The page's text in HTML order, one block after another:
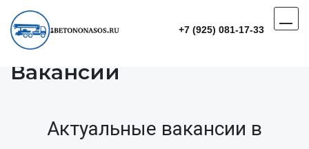
+7 (925) 081-17-33
Вакансии
Актуальные вакансии в